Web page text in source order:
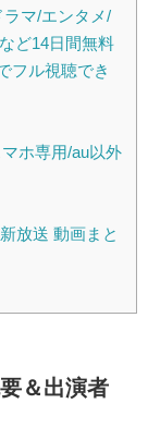
マ/エンタメ/
ど14日間無料
フル視聴でき
ホ専用/au以外
放送 動画まと
＆出演者